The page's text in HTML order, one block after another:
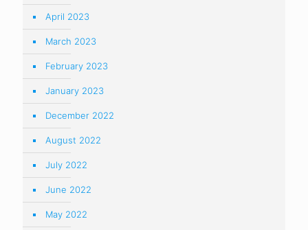
April 2023
March 2023
February 2023
January 2023
December 2022
August 2022
July 2022
June 2022
May 2022